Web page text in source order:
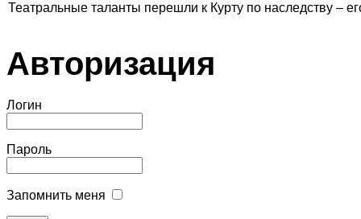
Театральные таланты перешли к Курту по наследству –
Авторизация
Логин
Пароль
Запомнить меня